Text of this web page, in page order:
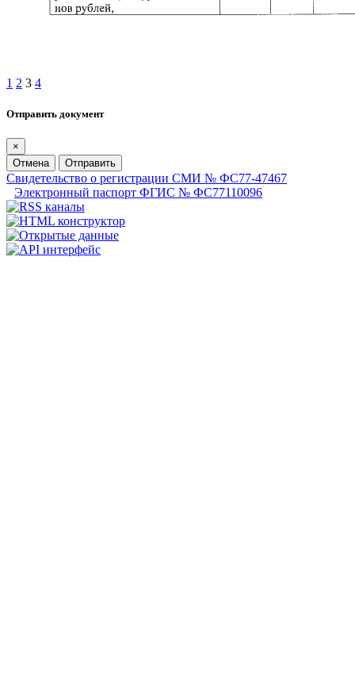
1 2 3 4
Отправить документ
×
Отмена
Отправить
Свидетельство о регистрации СМИ № ФС77-47467
Электронный паспорт ФГИС № ФС77110096